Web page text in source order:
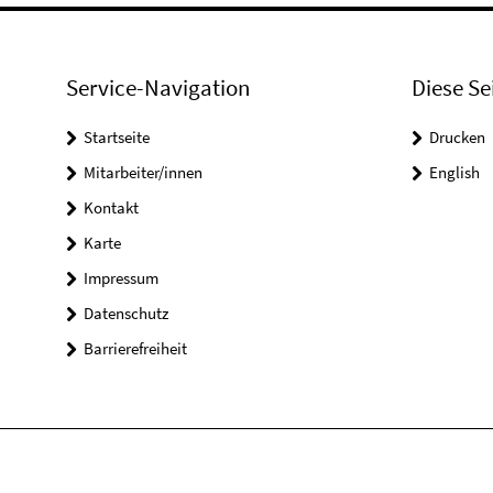
Service-Navigation
Startseite
Mitarbeiter/innen
Kontakt
Karte
Impressum
Datenschutz
Barrierefreiheit
Diese
Drucken
English